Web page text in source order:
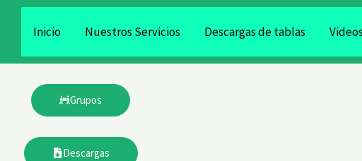
Inicio Nuestros Servicios Descargas de tablas
Grupos
Descargas